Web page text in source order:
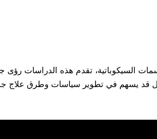
السيكوباتية، تقدم هذه الدراسات رؤى
قد يسهم في تطوير سياسات وطرق علاج